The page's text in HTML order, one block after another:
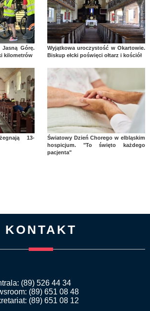
Jasną Górę.
kilometrów
Wyjątkowa uroczystość w Okartowie.
Biskup ełcki poświęci ołtarz i kościół
13-
Światowy Dzień Chorego w elbląskim
hospicjum. "To święto każdego
pacjenta"
KONTAKT
(89) 526 44 34
(89) 651 08 48
(89) 651 08 12